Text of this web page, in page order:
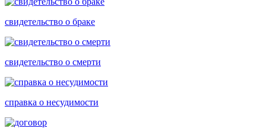
свидетельство о браке
свидетельство о смерти
справка о несудимости